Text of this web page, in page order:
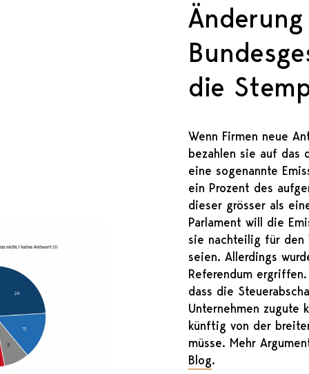
die
Wenn Firmen neue
bezahlen sie auf das
eine sogenannte
ein Prozent des
dieser grösser als
Parlament will die
sie nachteilig für den
seien. Allerdings
Referendum
dass die
Unternehmen zugute
künftig von der
müsse. Mehr
Blog.